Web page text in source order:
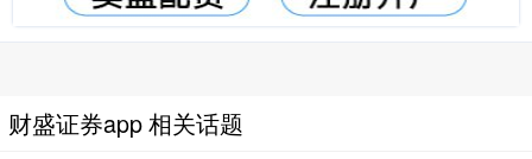
财盛证券app 相关话题